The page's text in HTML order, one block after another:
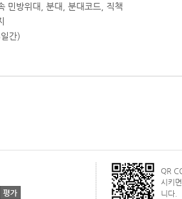
민방위대, 분대, 분대코드, 직책
간)
QR
시키
니다.